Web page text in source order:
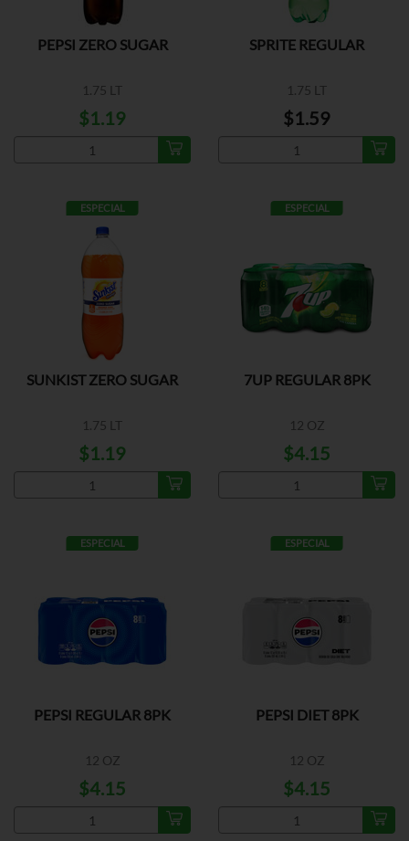
PEPSI ZERO SUGAR
1.75 LT
$1.19
SPRITE REGULAR
1.75 LT
$1.59
ESPECIAL
SUNKIST ZERO SUGAR
1.75 LT
$1.19
ESPECIAL
7UP REGULAR 8PK
12 OZ
$4.15
ESPECIAL
PEPSI REGULAR 8PK
12 OZ
$4.15
ESPECIAL
PEPSI DIET 8PK
12 OZ
$4.15